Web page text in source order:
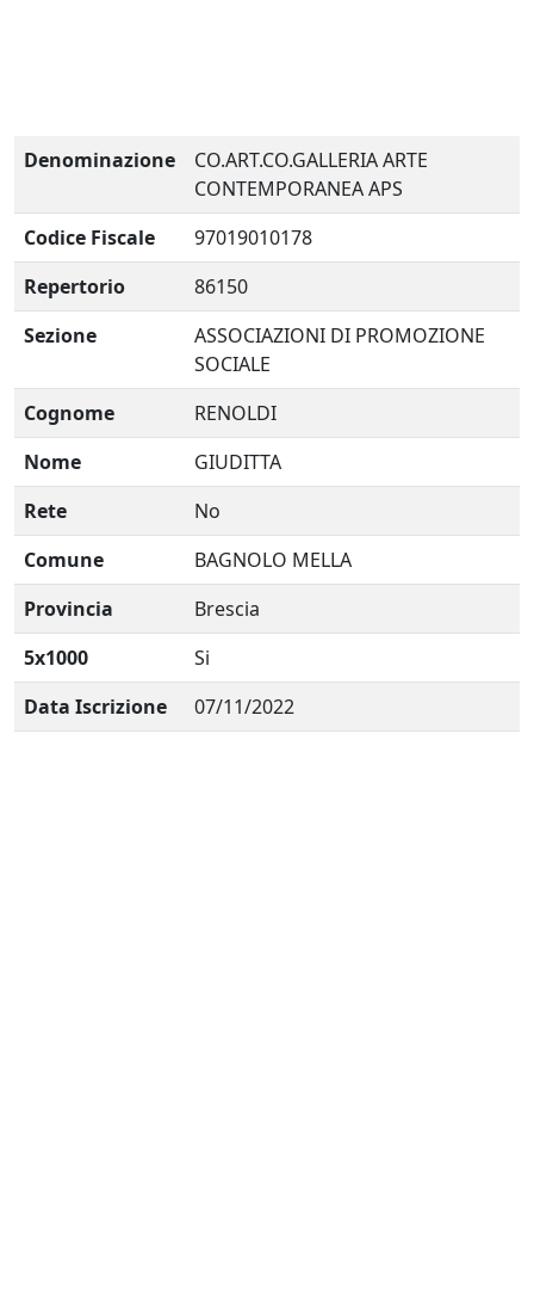
Denominazione
CO.ART.CO.GALLERIA ARTE
CONTEMPORANEA APS
Codice Fiscale
97019010178
Repertorio
86150
Sezione
ASSOCIAZIONI DI PROMOZIONE
SOCIALE
Cognome
RENOLDI
Nome
GIUDITTA
Rete
No
Comune
BAGNOLO MELLA
Provincia
Brescia
5x1000
Si
Data Iscrizione
07/11/2022